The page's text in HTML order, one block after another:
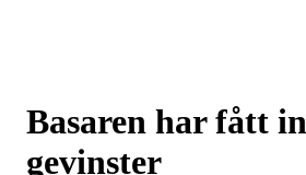
Basaren har fått
gevinster